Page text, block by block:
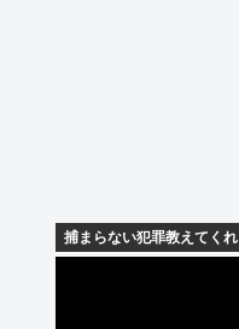
捕まらない犯罪教えてくれ